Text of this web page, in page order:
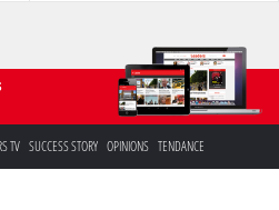
TV SUCCESS STORY OPINIONS TENDANCE